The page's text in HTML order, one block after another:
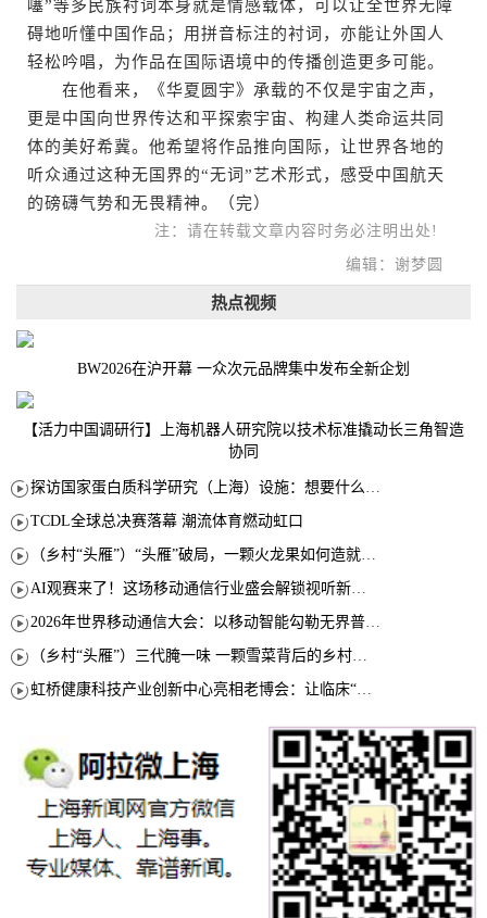
噻”等多民族衬词本身就是情感载体，可以让全世界无障
碍地听懂中国作品；用拼音标注的衬词，亦能让外国人
轻松吟唱，为作品在国际语境中的传播创造更多可能。
在他看来，《华夏圆宇》承载的不仅是宇宙之声，
更是中国向世界传达和平探索宇宙、构建人类命运共同
体的美好希冀。他希望将作品推向国际，让世界各地的
听众通过这种无国界的“无词”艺术形式，感受中国航天
的磅礴气势和无畏精神。（完）
注：请在转载文章内容时务必注明出处!
编辑：谢梦圆
热点视频
BW2026在沪开幕 一众次元品牌集中发布全新企划
【活力中国调研行】上海机器人研究院以技术标准撬动长三角智造
协同
TCDL全球总决赛落幕 潮流体育燃动虹口